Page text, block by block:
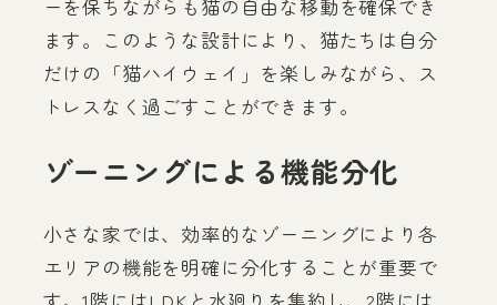
ーを保ちながらも猫の自由な移動を確保でき
ます。このような設計により、猫たちは自分
だけの「猫ハイウェイ」を楽しみながら、ス
トレスなく過ごすことができます。
ゾーニングによる機能分化
小さな家では、効率的なゾーニングにより各
エリアの機能を明確に分化することが重要で